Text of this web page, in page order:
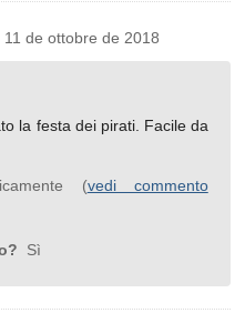
de ottobre de 2018
la festa dei pirati. Facile da
(vedi commento
Sì